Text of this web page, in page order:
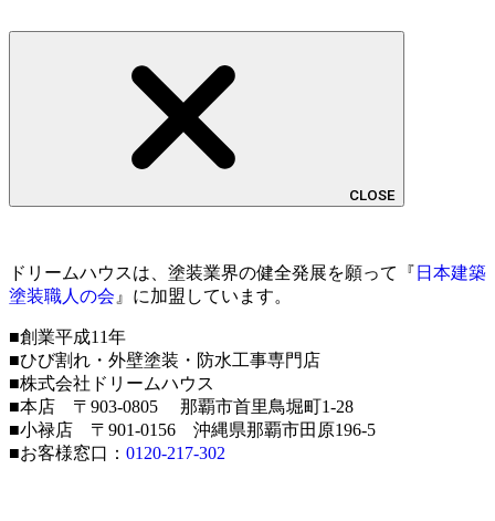
CLOSE
ドリームハウスは、塗装業界の健全発展を願って『 日本建築
塗装職人の会 』に加盟しています。
■創業平成11年
■ひび割れ・外壁塗装・防水工事専門店
■株式会社ドリームハウス
■本店 〒903-0805 那覇市首里鳥堀町1-28
■小禄店 〒901-0156 沖縄県那覇市田原196-5
■お客様窓口： 0120-217-302